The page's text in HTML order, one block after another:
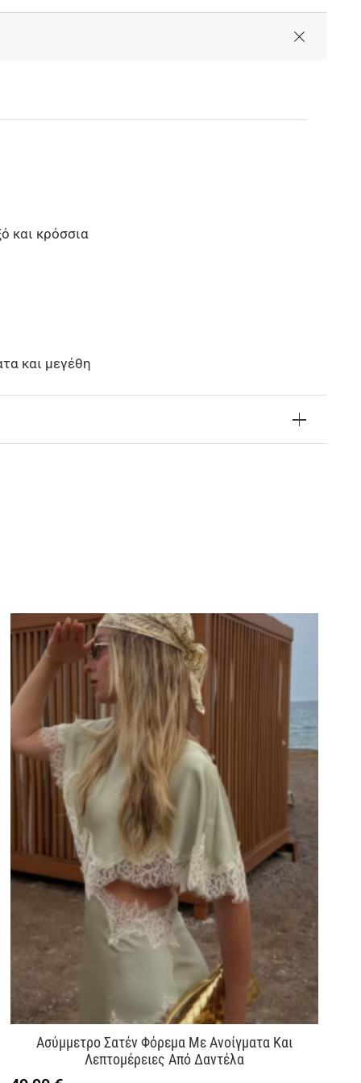
και κρόσσια
και μεγέθη
Ασύμμετρο Σατέν Φόρεμα Με Ανοίγματα Και
Λεπτομέρειες Από Δαντέλα